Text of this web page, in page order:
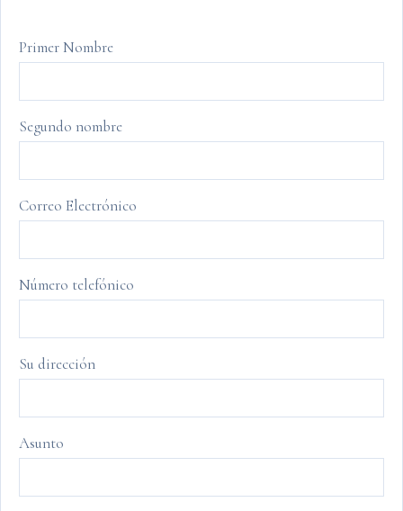
Primer Nombre
Segundo nombre
Correo Electrónico
Número telefónico
Su dirección
Asunto